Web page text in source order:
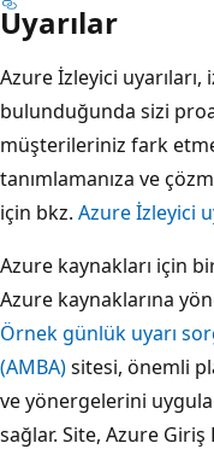
Uyarılar
Azure İzleyici
bulunduğunda sizi
müşterileriniz fark
tanımlamanıza ve
için bkz. Azure İzleyici
Azure kaynakları için
Azure kaynaklarına
Örnek günlük uyarı
(AMBA)sitesi, önemli
ve yönergelerini
sağlar. Site, Azure